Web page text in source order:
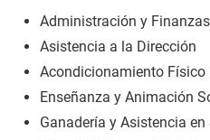
Administración y Finanzas
Asistencia a la Dirección
Acondicionamiento Físico
Enseñanza y Animación
Ganadería y Asistencia